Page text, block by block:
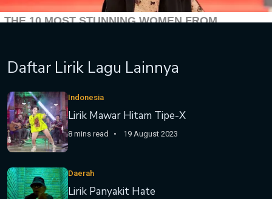
Daftar Lirik Lagu Lainnya
Indonesia
Lirik Mawar Hitam Tipe-X
8 mins read 19 August 2023
Daerah
Lirik Panyakit Hate